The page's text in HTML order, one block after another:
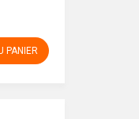
PANIER